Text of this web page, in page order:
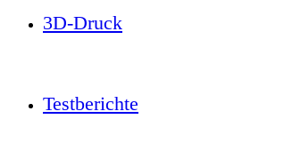
3D-Druck
Testberichte